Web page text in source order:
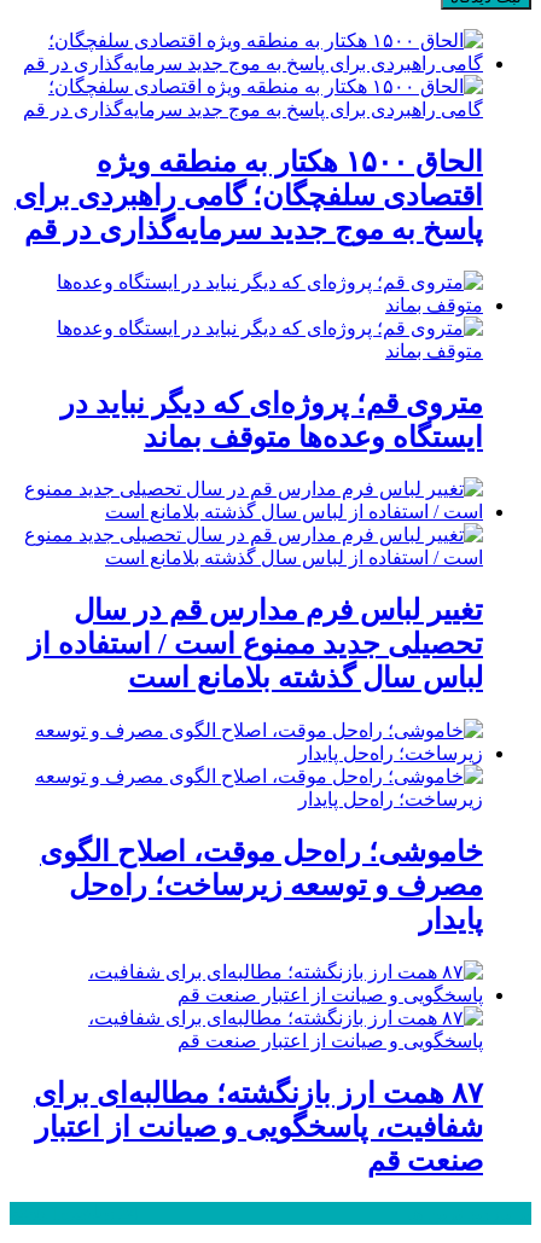
الحاق ۱۵۰۰ هکتار به منطقه ویژه
اقتصادی سلفچگان؛ گامی راهبردی برای
پاسخ به موج جدید سرمایه‌گذاری در قم
متروی قم؛ پروژه‌ای که دیگر نباید در
ایستگاه وعده‌ها متوقف بماند
تغییر لباس فرم مدارس قم در سال
تحصیلی جدید ممنوع است / استفاده از
لباس سال گذشته بلامانع است
خاموشی؛ راه‌حل موقت، اصلاح الگوی
مصرف و توسعه زیرساخت؛ راه‌حل
پایدار
۸۷ همت ارز بازنگشته؛ مطالبه‌ای برای
شفافیت، پاسخگویی و صیانت از اعتبار
صنعت قم